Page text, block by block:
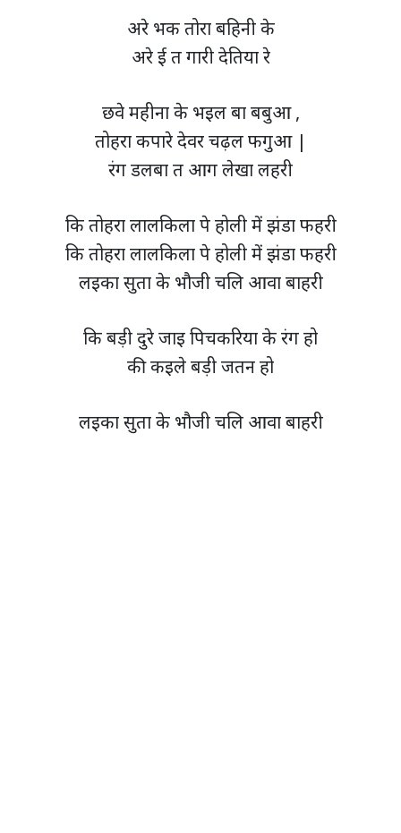
अरे भक तोरा बहिनी के
अरे ई त गारी देतिया रे
छवे महीना के भइल बा बबुआ ,
तोहरा कपारे देवर चढ़ल फगुआ |
रंग डलबा त आग लेखा लहरी
कि तोहरा लालकिला पे होली में झंडा फहरी
कि तोहरा लालकिला पे होली में झंडा फहरी
लइका सुता के भौजी चलि आवा बाहरी
कि बड़ी दुरे जाइ पिचकरिया के रंग हो
की कइले बड़ी जतन हो
लइका सुता के भौजी चलि आवा बाहरी